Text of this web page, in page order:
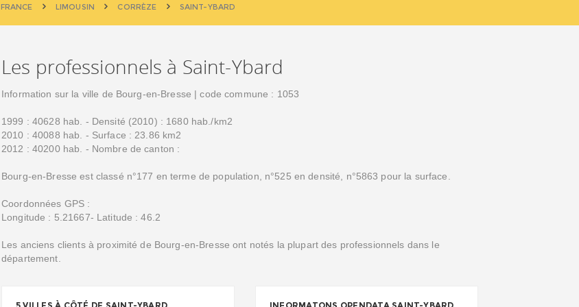
FRANCE LIMOUSIN CORRÈZE SAINT-YBARD
Les professionnels à Saint-Ybard
Information sur la ville de Bourg-en-Bresse | code commune : 1053
1999 : 40628 hab. - Densité (2010) : 1680 hab./km2
2010 : 40088 hab. - Surface : 23.86 km2
2012 : 40200 hab. - Nombre de canton :
Bourg-en-Bresse est classé n°177 en terme de population, n°525 en densité, n°5863 pour la surface.
Coordonnées GPS :
Longitude : 5.21667- Latitude : 46.2
Les anciens clients à proximité de Bourg-en-Bresse ont notés la plupart des professionnels dans le
département.